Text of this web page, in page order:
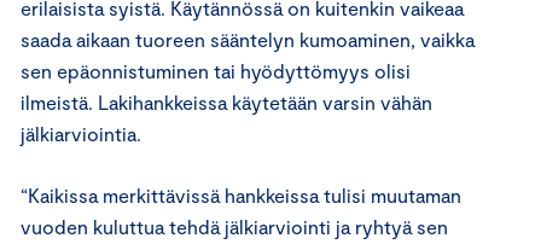
erilaisista syistä. Käytännössä on kuitenkin vaikeaa
saada aikaan tuoreen sääntelyn kumoaminen, vaikka
sen epäonnistuminen tai hyödyttömyys olisi
ilmeistä. Lakihankkeissa käytetään varsin vähän
jälkiarviointia.
“Kaikissa merkittävissä hankkeissa tulisi muutaman
vuoden kuluttua tehdä jälkiarviointi ja ryhtyä sen